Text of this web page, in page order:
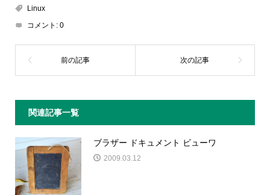
Linux
コメント: 0
関連記事一覧
ブラザー ドキュメント ビューワ
2009.03.12